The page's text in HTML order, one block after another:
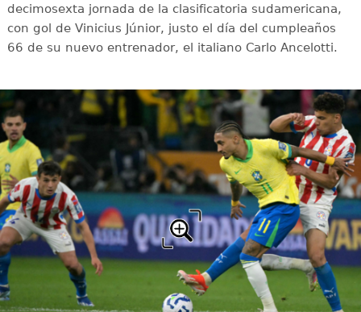
decimosexta jornada de la clasificatoria sudamericana,
con gol de Vinicius Júnior, justo el día del cumpleaños
66 de su nuevo entrenador, el italiano Carlo Ancelotti.